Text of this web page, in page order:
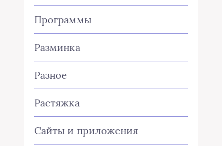
Программы
Разминка
Разное
Растяжка
Сайты и приложения